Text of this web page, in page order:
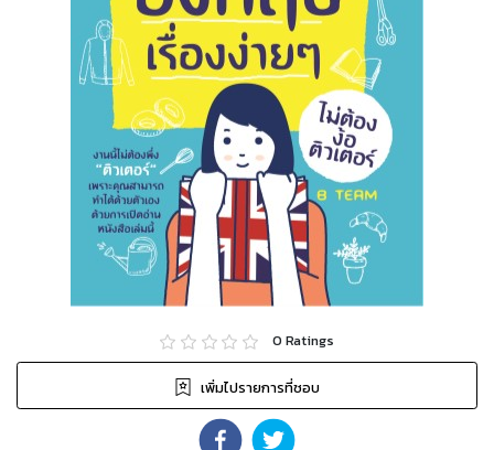
0 Ratings
เพิ่มไปรายการที่ชอบ